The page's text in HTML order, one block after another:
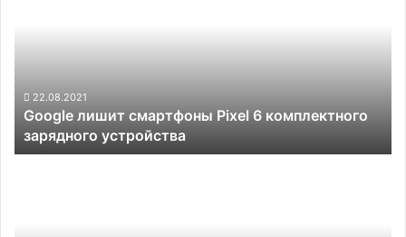
устройства
22.08.2021
Google лишит смартфоны Pixel 6 комплектного
зарядного устройства